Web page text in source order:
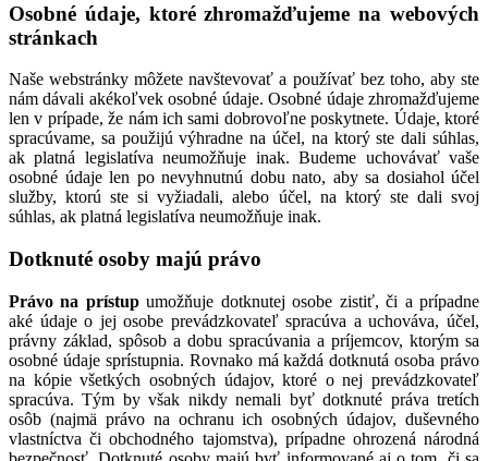
Osobné údaje, ktoré zhromažďujeme na webových
stránkach
Naše webstránky môžete navštevovať a používať bez toho, aby ste
nám dávali akékoľvek osobné údaje. Osobné údaje zhromažďujeme
len v prípade, že nám ich sami dobrovoľne poskytnete. Údaje, ktoré
spracúvame, sa použijú výhradne na účel, na ktorý ste dali súhlas,
ak platná legislatíva neumožňuje inak. Budeme uchovávať vaše
osobné údaje len po nevyhnutnú dobu nato, aby sa dosiahol účel
služby, ktorú ste si vyžiadali, alebo účel, na ktorý ste dali svoj
súhlas, ak platná legislatíva neumožňuje inak.
Dotknuté osoby majú právo
Právo na prístupumožňuje dotknutej osobe zistiť, či a prípadne
aké údaje o jej osobe prevádzkovateľ spracúva a uchováva, účel,
právny základ, spôsob a dobu spracúvania a príjemcov, ktorým sa
osobné údaje sprístupnia. Rovnako má každá dotknutá osoba právo
na kópie všetkých osobných údajov, ktoré o nej prevádzkovateľ
spracúva. Tým by však nikdy nemali byť dotknuté práva tretích
osôb (najmä právo na ochranu ich osobných údajov, duševného
vlastníctva či obchodného tajomstva), prípadne ohrozená národná